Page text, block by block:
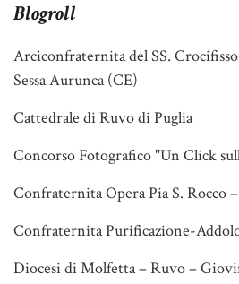
Blogroll
Arciconfraternita del SS.
Sessa Aurunca (CE)
Cattedrale di Ruvo di Puglia
Concorso Fotografico "Un Click
Confraternita Opera Pia S. Rocco
Confraternita Purificazione-
Diocesi di Molfetta – Ruvo –